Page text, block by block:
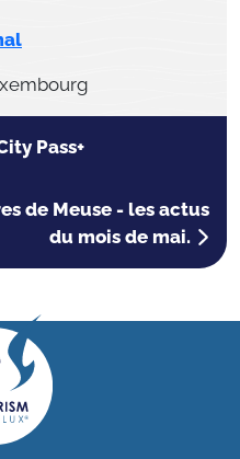
Pass+
de Meuse - les actus
du mois de mai.